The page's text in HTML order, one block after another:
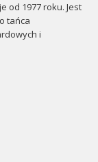
od 1977 roku. Jest
tańca
i